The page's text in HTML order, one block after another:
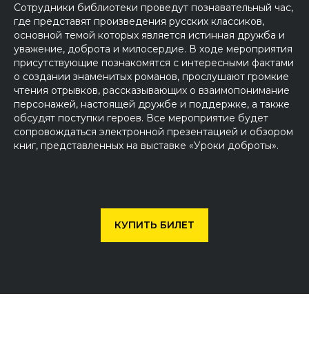
Сотрудники библиотеки проведут познавательный час,
где представят произведения русских классиков,
основной темой которых является истинная дружба и
уважение, доброта и милосердие. В ходе мероприятия
присутствующие познакомятся с интересными фактами
о создании знаменитых романов, прослушают громкие
чтения отрывков, рассказывающих о взаимопонимание
персонажей, настоящей дружбе и поддержке, а также
обсудят поступки героев. Все мероприятие будет
сопровождаться электронной презентацией и обзором
книг, представленных на выставке «Уроки доброты».
КУПИТЬ БИЛЕТ